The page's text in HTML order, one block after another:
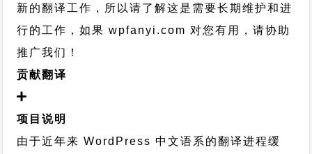
新的翻译工作，所以请了解这是需要长期维护和进
行的工作，如果 wpfanyi.com 对您有用，请协助
推广我们！
贡献翻译
项目说明
由于近年来 WordPress 中文语系的翻译进程缓